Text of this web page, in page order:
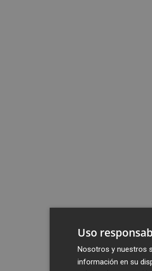
Uso
Nosotros y nuestros
información en su